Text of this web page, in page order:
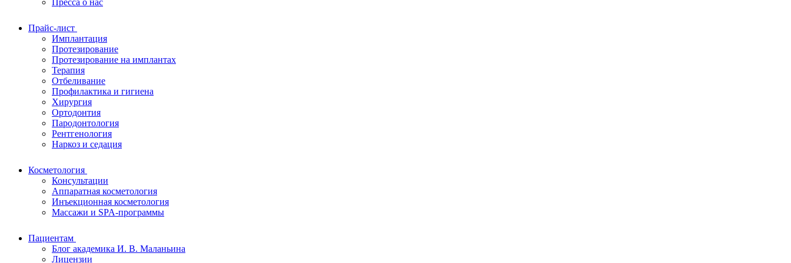
Пресса о нас
Прайс-лист
Имплантация
Протезирование
Протезирование на имплантах
Терапия
Отбеливание
Профилактика и гигиена
Хирургия
Ортодонтия
Пародонтология
Рентгенология
Наркоз и седация
Косметология
Консультации
Аппаратная косметология
Инъекционная косметология
Массажи и SPA-программы
Пациентам
Блог академика И. В. Маланьина
Лицензии